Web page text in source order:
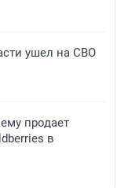
ушел на СВО
продает
в